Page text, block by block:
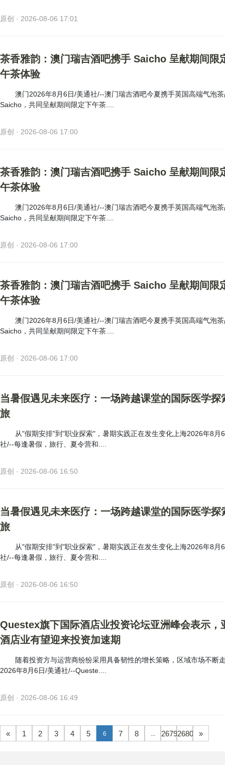
原创 · 2026-08-06 17:01
茶香雅韵：澳门瑞吉酒吧携手 Saicho 呈献期间限
午茶体验
澳门2026年8月6日/美通社/--澳门瑞吉酒吧今夏携手英国高端气泡
Saicho，共同呈献期间限定下午茶....
原创 · 2026-08-06 17:00
茶香雅韵：澳门瑞吉酒吧携手 Saicho 呈献期间限
午茶体验
澳门2026年8月6日/美通社/--澳门瑞吉酒吧今夏携手英国高端气泡
Saicho，共同呈献期间限定下午茶....
原创 · 2026-08-06 17:00
茶香雅韵：澳门瑞吉酒吧携手 Saicho 呈献期间限
午茶体验
澳门2026年8月6日/美通社/--澳门瑞吉酒吧今夏携手英国高端气泡
Saicho，共同呈献期间限定下午茶....
原创 · 2026-08-06 17:00
当暑假遇见未来医疗：一场跨越课堂的国际医学探
旅
从"假期安排"到"职业探索"，暑期实践正在发生变化上海2026年8月
社/--每逢暑假，旅行、夏令营和....
原创 · 2026-08-06 16:50
当暑假遇见未来医疗：一场跨越课堂的国际医学探
旅
从"假期安排"到"职业探索"，暑期实践正在发生变化上海2026年8月
社/--每逢暑假，旅行、夏令营和....
原创 · 2026-08-06 16:50
Questex旗下国际酒店业投资论坛亚洲峰会表示，
酒店业有望迎来投资加速期
随着投资方与运营商纷纷采用具备韧性的增长策略，区域市场不断
2026年8月6日/美通社/--Queste....
原创 · 2026-08-06 16:49
« 1 2 3 4 5 6 7 8 ... 26792680 »